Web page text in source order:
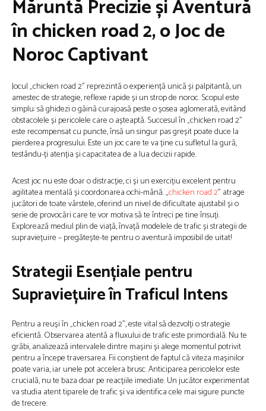
Măruntă Precizie și Aventură
în chicken road 2, o Joc de
Noroc Captivant
Jocul „chicken road 2” reprezintă o experiență unică și palpitantă, un
amestec de strategie, reflexe rapide și un strop de noroc. Scopul este
simplu: să ghidezi o găină curajoasă peste o șosea aglomerată, evitând
obstacolele și pericolele care o așteaptă. Succesul în „chicken road 2”
este recompensat cu puncte, însă un singur pas greșit poate duce la
pierderea progresului. Este un joc care te va ține cu sufletul la gură,
testându-ți atenția și capacitatea de a lua decizii rapide.
Acest joc nu este doar o distracție, ci și un exercițiu excelent pentru
agilitatea mentală și coordonarea ochi-mână. „chicken road 2” atrage
jucători de toate vârstele, oferind un nivel de dificultate ajustabil și o
serie de provocări care te vor motiva să te întreci pe tine însuți.
Explorează mediul plin de viață, învață modelele de trafic și strategii de
supraviețuire – pregătește-te pentru o aventură imposibil de uitat!
Strategii Esențiale pentru
Supraviețuire în Traficul Intens
Pentru a reuși în „chicken road 2”, este vital să dezvolți o strategie
eficientă. Observarea atentă a fluxului de trafic este primordială. Nu te
grăbi, analizează intervalele dintre mașini și alege momentul potrivit
pentru a începe traversarea. Fii conștient de faptul că viteza mașinilor
poate varia, iar unele pot accelera brusc. Anticiparea pericolelor este
crucială, nu te baza doar pe reacțiile imediate. Un jucător experimentat
va studia atent tiparele de trafic și va identifica cele mai sigure puncte
de trecere.